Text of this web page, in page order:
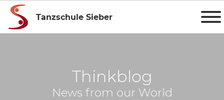
Tanzschule Sieber
Thinkblog
News from our World